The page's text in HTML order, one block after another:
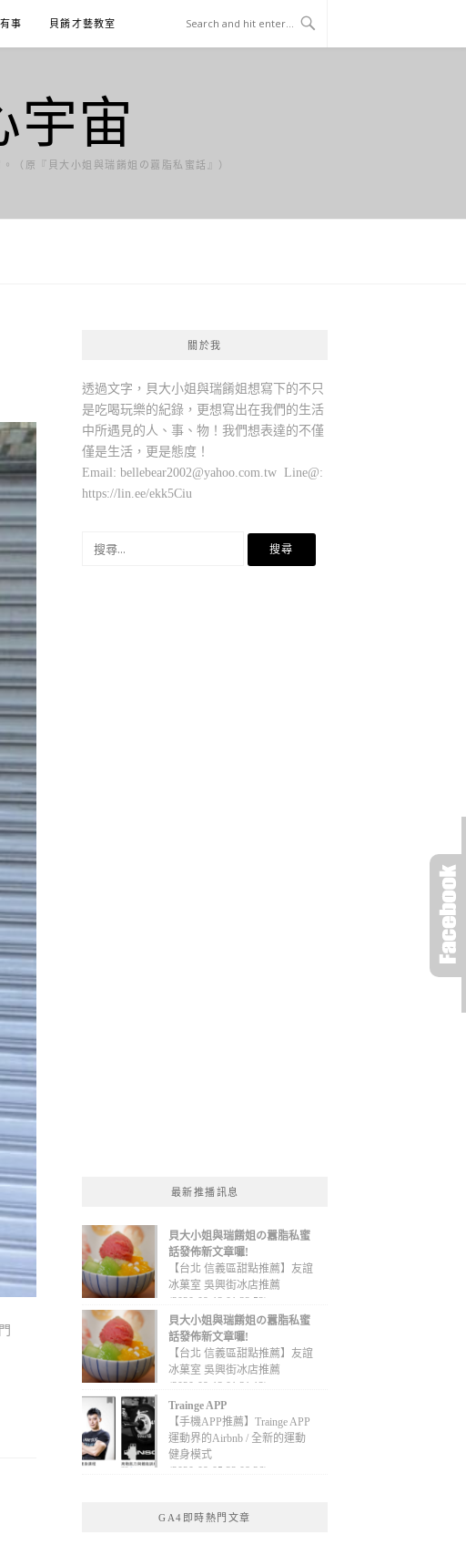
事 貝餚才藝教室
宇宙
（原『貝大小姐與瑞餚姐の囂脂私蜜話』）
關於我
透過文字，貝大小姐與瑞餚姐想寫下的不只
是吃喝玩樂的紀錄，更想寫出在我們的生活
中所遇見的人、事、物！我們想表達的不僅
僅是生活，更是態度！
Email: bellebear2002@yahoo.com.tw Line@:
https://lin.ee/ekk5Ciu
最新推播訊息
貝大小姐與瑞餚姐の囂脂私蜜
話發佈新文章囉!
【台北 信義區甜點推薦】友誼
冰菓室 吳興街冰店推薦
(2020-09-13 01:32:52)
貝大小姐與瑞餚姐の囂脂私蜜
話發佈新文章囉!
【台北 信義區甜點推薦】友誼
冰菓室 吳興街冰店推薦
(2020-09-13 01:31:12)
Trainge APP
【手機APP推薦】Trainge APP
運動界的Airbnb / 全新的運動
健身模式
(2020-09-05 22:08:36)
GA4即時熱門文章